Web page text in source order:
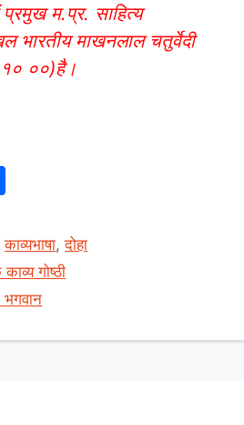
म.प्र. साहित्य
भारतीय माखनलाल चतुर्वेदी
००)है।
ar
e
काव्यभाषा,दोहा
गोष्ठी
भगवान